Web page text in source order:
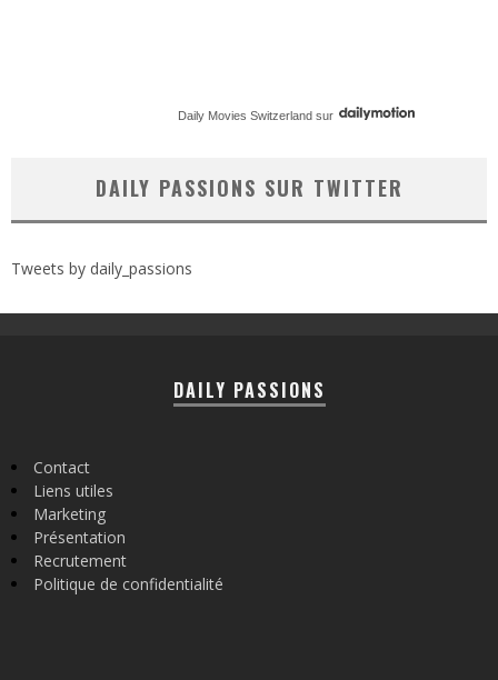
Daily Movies Switzerland sur
DAILY PASSIONS SUR TWITTER
Tweets by daily_passions
DAILY PASSIONS
Contact
Liens utiles
Marketing
Présentation
Recrutement
Politique de confidentialité